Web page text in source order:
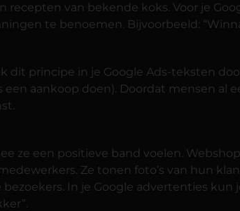
van bekende koks. Voor je
te benoemen. Bijvoorbeeld:
dit principe in je Google Ads-teksten
aankoop doen). Doordat mensen al
ze een positieve band voelen.
Ze tonen foto’s van hun
In je Google advertenties